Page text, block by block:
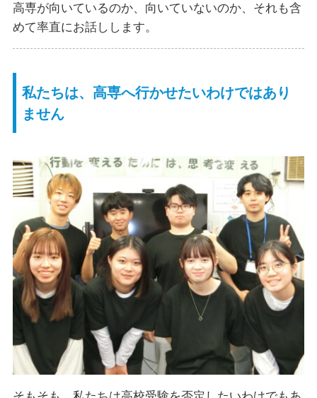
高専が向いているのか、向いていないのか、それも含
めて率直にお話しします。
私たちは、高専へ行かせたいわけではあり
ません